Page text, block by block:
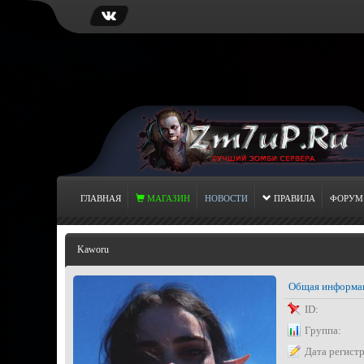
ГЛАВНАЯ МАГАЗИН НОВОСТИ ПРАВИЛА ФОРУМ
Kaworu
Общая
ID:
Группа:
Дата